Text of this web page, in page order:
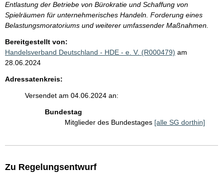
Entlastung der Betriebe von Bürokratie und Schaffung von
Spielräumen für unternehmerisches Handeln. Forderung eines
Belastungsmoratoriums und weiterer umfassender Maßnahmen.
Bereitgestellt von:
Handelsverband Deutschland - HDE - e. V. (R000479) am
28.06.2024
Adressatenkreis:
Versendet am 04.06.2024 an:
Bundestag
Mitglieder des Bundestages [alle SG dorthin]
Zu Regelungsentwurf